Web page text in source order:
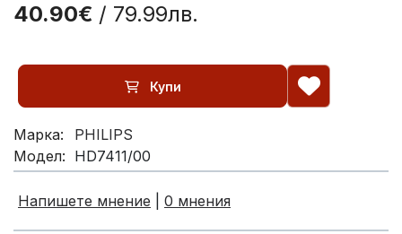
40.90€ / 79.99лв.
Купи
Марка:
PHILIPS
Модел: HD7411/00
Напишете мнение 0 мнения